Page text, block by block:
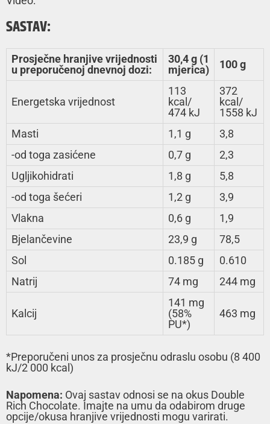
SASTAV:
Prosječne hranjive vrijednosti
u preporučenoj dnevnoj dozi:
30,4 g (1
mjerica)
100 g
Energetska vrijednost
113
kcal/
474 kJ
372
kcal/
1558 kJ
Masti
1,1 g
3,8
-od toga zasićene
0,7 g
2,3
Ugljikohidrati
1,8 g
5,8
-od toga šećeri
1,2 g
3,9
Vlakna
0,6 g
1,9
Bjelančevine
23,9 g
78,5
Sol
0.185 g
0.610
Natrij
74 mg 244 mg
Kalcij
141 mg
(58%
PU*)
463 mg
*Preporučeni unos za prosječnu odraslu osobu (8 400
kJ/2 000 kcal)
Napomena: Ovaj sastav odnosi se na okus Double
Rich Chocolate. Imajte na umu da odabirom druge
opcije/okusa hranjive vrijednosti mogu varirati.